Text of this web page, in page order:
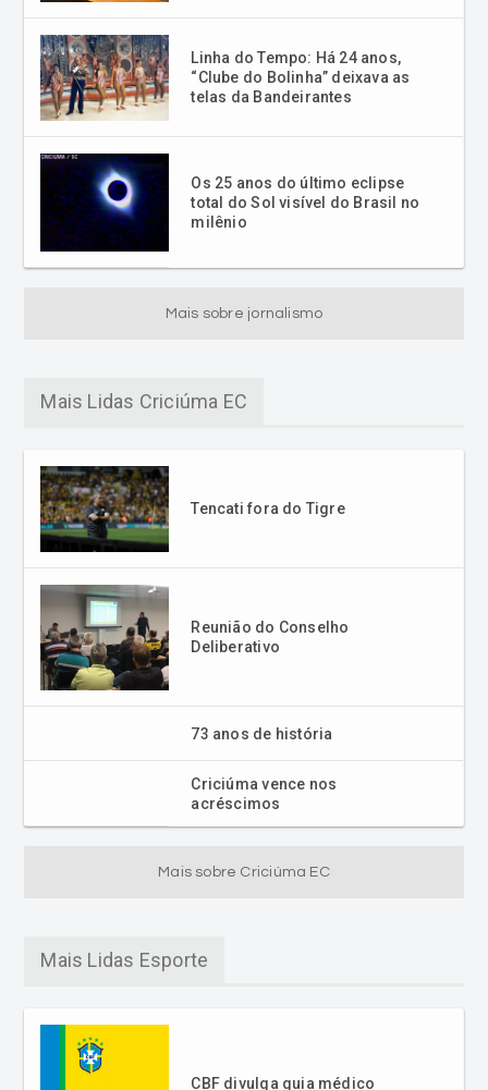
Linha do Tempo: Há 24 anos,
“Clube do Bolinha” deixava as
telas da Bandeirantes
Os 25 anos do último eclipse
total do Sol visível do Brasil no
milênio
Mais sobre jornalismo
Mais Lidas Criciúma EC
Tencati fora do Tigre
Reunião do Conselho
Deliberativo
73 anos de história
Criciúma vence nos
acréscimos
Mais sobre Criciúma EC
Mais Lidas Esporte
CBF divulga guia médico